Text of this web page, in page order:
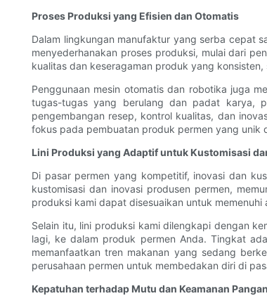
Proses Produksi yang Efisien dan Otomatis
Dalam lingkungan manufaktur yang serba cepat
menyederhanakan proses produksi, mulai dari
kualitas dan keseragaman produk yang
Penggunaan mesin otomatis dan robotika juga
tugas-tugas yang berulang dan padat karya,
pengembangan resep, kontrol kualitas, dan
fokus pada pembuatan produk permen yang
Lini Produksi yang Adaptif untuk Kustomisasi
Di pasar permen yang kompetitif, inovasi dan
kustomisasi dan inovasi produsen permen,
produksi kami dapat disesuaikan untuk memenuhi
Selain itu, lini produksi kami dilengkapi dengan
lagi, ke dalam produk permen Anda. Tingkat
memanfaatkan tren makanan yang sedang
perusahaan permen untuk membedakan diri di
Kepatuhan terhadap Mutu dan Keamanan Pangan